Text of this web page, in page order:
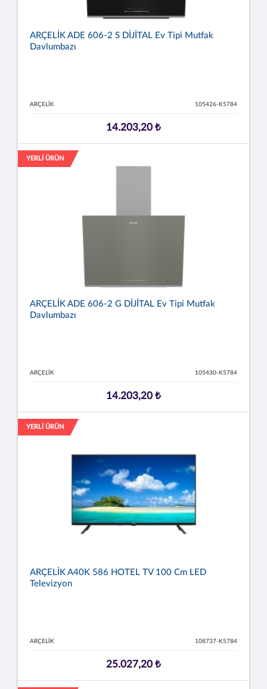
ARÇELİK ADE 606-2 S DİJİTAL Ev Tipi Mutfak
Davlumbazı
ARÇELİK 105426-K5784
14.203,20 ₺
YERLİ ÜRÜN
ARÇELİK ADE 606-2 G DİJİTAL Ev Tipi Mutfak
Davlumbazı
ARÇELİK 105430-K5784
14.203,20 ₺
YERLİ ÜRÜN
ARÇELİK A40K 586 HOTEL TV 100 Cm LED
Televizyon
ARÇELİK 108737-K5784
25.027,20 ₺